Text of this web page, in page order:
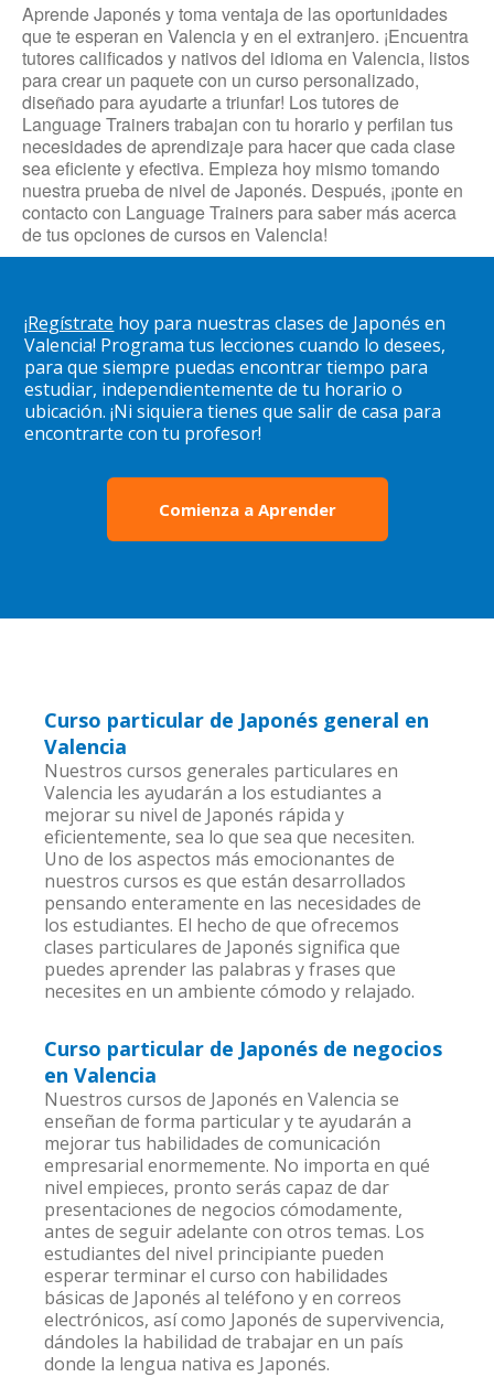
Aprende Japonés y toma ventaja de las oportunidades
que te esperan en Valencia y en el extranjero. ¡Encuentra
tutores calificados y nativos del idioma en Valencia, listos
para crear un paquete con un curso personalizado,
diseñado para ayudarte a triunfar! Los tutores de
Language Trainers trabajan con tu horario y perfilan tus
necesidades de aprendizaje para hacer que cada clase
sea eficiente y efectiva. Empieza hoy mismo tomando
nuestra prueba de nivel de Japonés. Después, ¡ponte en
contacto con Language Trainers para saber más acerca
de tus opciones de cursos en Valencia!
¡Regístrate hoy para nuestras clases de Japonés en
Valencia! Programa tus lecciones cuando lo desees,
para que siempre puedas encontrar tiempo para
estudiar, independientemente de tu horario o
ubicación. ¡Ni siquiera tienes que salir de casa para
encontrarte con tu profesor!
Comienza a Aprender
Curso particular de Japonés general en
Valencia
Nuestros cursos generales particulares en
Valencia les ayudarán a los estudiantes a
mejorar su nivel de Japonés rápida y
eficientemente, sea lo que sea que necesiten.
Uno de los aspectos más emocionantes de
nuestros cursos es que están desarrollados
pensando enteramente en las necesidades de
los estudiantes. El hecho de que ofrecemos
clases particulares de Japonés significa que
puedes aprender las palabras y frases que
necesites en un ambiente cómodo y relajado.
Curso particular de Japonés de negocios
en Valencia
Nuestros cursos de Japonés en Valencia se
enseñan de forma particular y te ayudarán a
mejorar tus habilidades de comunicación
empresarial enormemente. No importa en qué
nivel empieces, pronto serás capaz de dar
presentaciones de negocios cómodamente,
antes de seguir adelante con otros temas. Los
estudiantes del nivel principiante pueden
esperar terminar el curso con habilidades
básicas de Japonés al teléfono y en correos
electrónicos, así como Japonés de supervivencia,
dándoles la habilidad de trabajar en un país
donde la lengua nativa es Japonés.